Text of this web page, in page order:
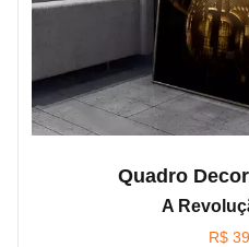
Quadro
A
R$